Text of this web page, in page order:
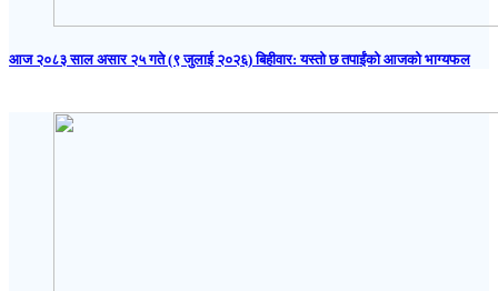
आज २०८३ साल असार २५ गते (९ जुलाई २०२६) बिहीवार: यस्तो छ तपाईंको आजको भाग्यफल